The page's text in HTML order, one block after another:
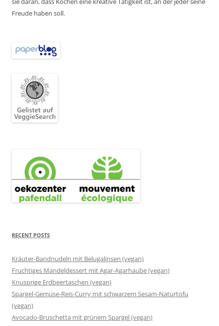
Freude haben soll.
RECENT POSTS
Kräuter-Bandnudeln mit Belugalinsen (vegan)
Fruchtiges Mandeldessert mit Agar-Agarhaube (vegan)
Knusprige Erdbeertaschen (vegan)
Spargel-Gemüse-Reis-Curry mit schwarzem Sesam-Naturtofu
(vegan)
Avocado-Bruschetta mit grünem Spargel (vegan)